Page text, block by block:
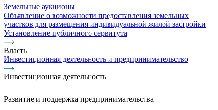
Земельные аукционы
Объявление о возможности предоставления земельных
участков для размещения индивидуальной жилой застройки
Установление публичного сервитута
Власть
Инвестиционная деятельность и предпринимательство
Инвестиционная деятельность
Развитие и поддержка предпринимательства